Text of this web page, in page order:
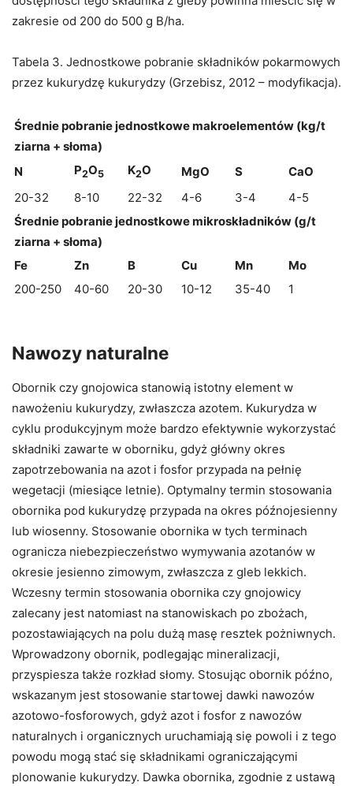
zakresie od 200 do 500 g B/ha.
Tabela 3. Jednostkowe pobranie składników pokarmowych
przez kukurydzę kukurydzy (Grzebisz, 2012 – modyfikacja).
Średnie pobranie jednostkowe makroelementów (kg/t
ziarna + słoma)
N
P2O5 K2O MgO S
CaO
20-32
8-10 22-32 4-6 3-4
4-5
Średnie pobranie jednostkowe mikroskładników (g/t
ziarna + słoma)
Fe
Zn B Cu Mn
Mo
200-250
40-60 20-30 10-12 35-40 1
Nawozy naturalne
Obornik czy gnojowica stanowią istotny element w
nawożeniu kukurydzy, zwłaszcza azotem. Kukurydza w
cyklu produkcyjnym może bardzo efektywnie wykorzystać
składniki zawarte w oborniku, gdyż główny okres
zapotrzebowania na azot i fosfor przypada na pełnię
wegetacji (miesiące letnie). Optymalny termin stosowania
obornika pod kukurydzę przypada na okres późnojesienny
lub wiosenny. Stosowanie obornika w tych terminach
ogranicza niebezpieczeństwo wymywania azotanów w
okresie jesienno zimowym, zwłaszcza z gleb lekkich.
Wczesny termin stosowania obornika czy gnojowicy
zalecany jest natomiast na stanowiskach po zbożach,
pozostawiających na polu dużą masę resztek pożniwnych.
Wprowadzony obornik, podlegając mineralizacji,
przyspiesza także rozkład słomy. Stosując obornik późno,
wskazanym jest stosowanie startowej dawki nawozów
azotowo-fosforowych, gdyż azot i fosfor z nawozów
naturalnych i organicznych uruchamiają się powoli i z tego
powodu mogą stać się składnikami ograniczającymi
plonowanie kukurydzy. Dawka obornika, zgodnie z ustawą